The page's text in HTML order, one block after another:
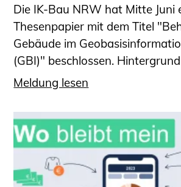
Die IK-Bau NRW hat Mitte Juni
Thesenpapier mit dem Titel
Gebäude im
(GBI)" beschlossen. Hintergrund
Meldung lesen